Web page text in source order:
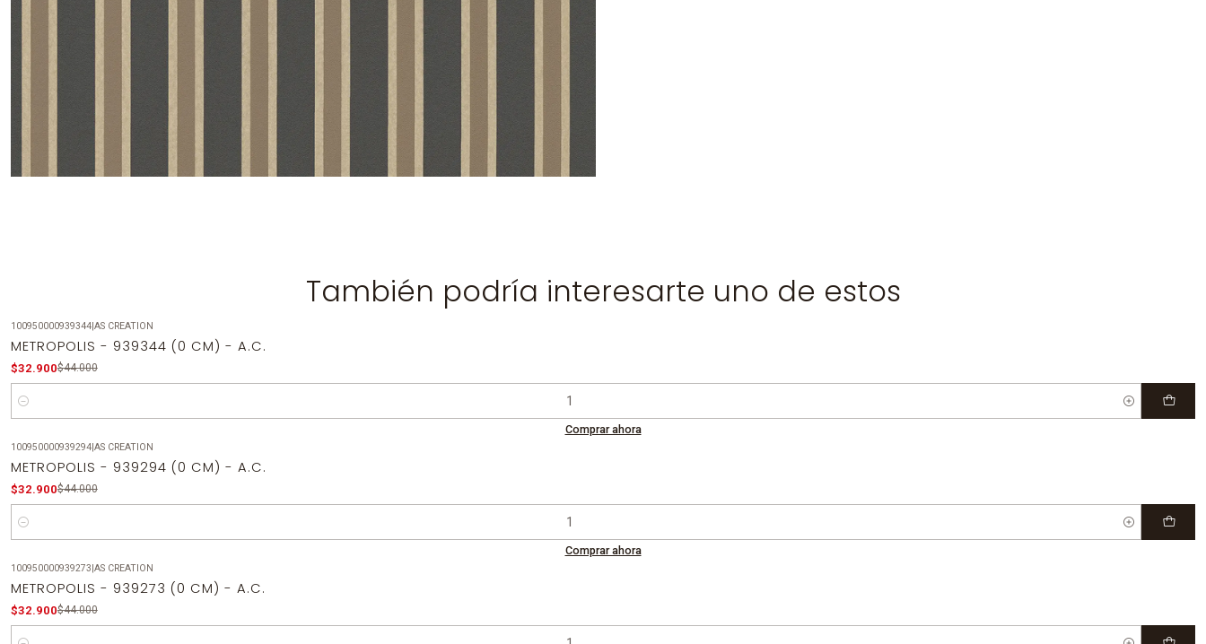
También podría interesarte uno de estos
100950000939344|AS CREATION
METROPOLIS - 939344 (0 CM) - A.C.
$32.900$44.000
Cantidad
Comprar ahora
100950000939294|AS CREATION
METROPOLIS - 939294 (0 CM) - A.C.
$32.900$44.000
Cantidad
Comprar ahora
100950000939273|AS CREATION
METROPOLIS - 939273 (0 CM) - A.C.
$32.900$44.000